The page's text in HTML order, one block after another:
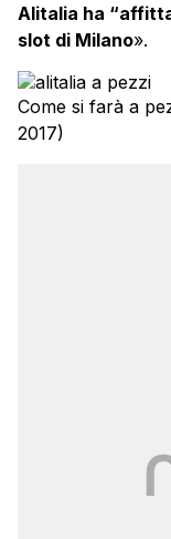
Alitalia ha
slot di Milano».
Come si farà a
2017)